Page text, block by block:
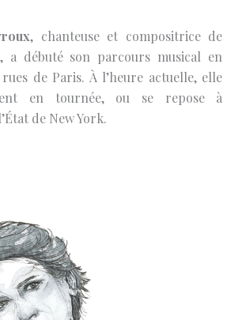
, chanteuse et compositrice de
a débuté son parcours musical en
de Paris. À l’heure actuelle, elle
en tournée, ou se repose à
de New York.